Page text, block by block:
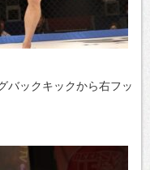
バックキックから右フッ